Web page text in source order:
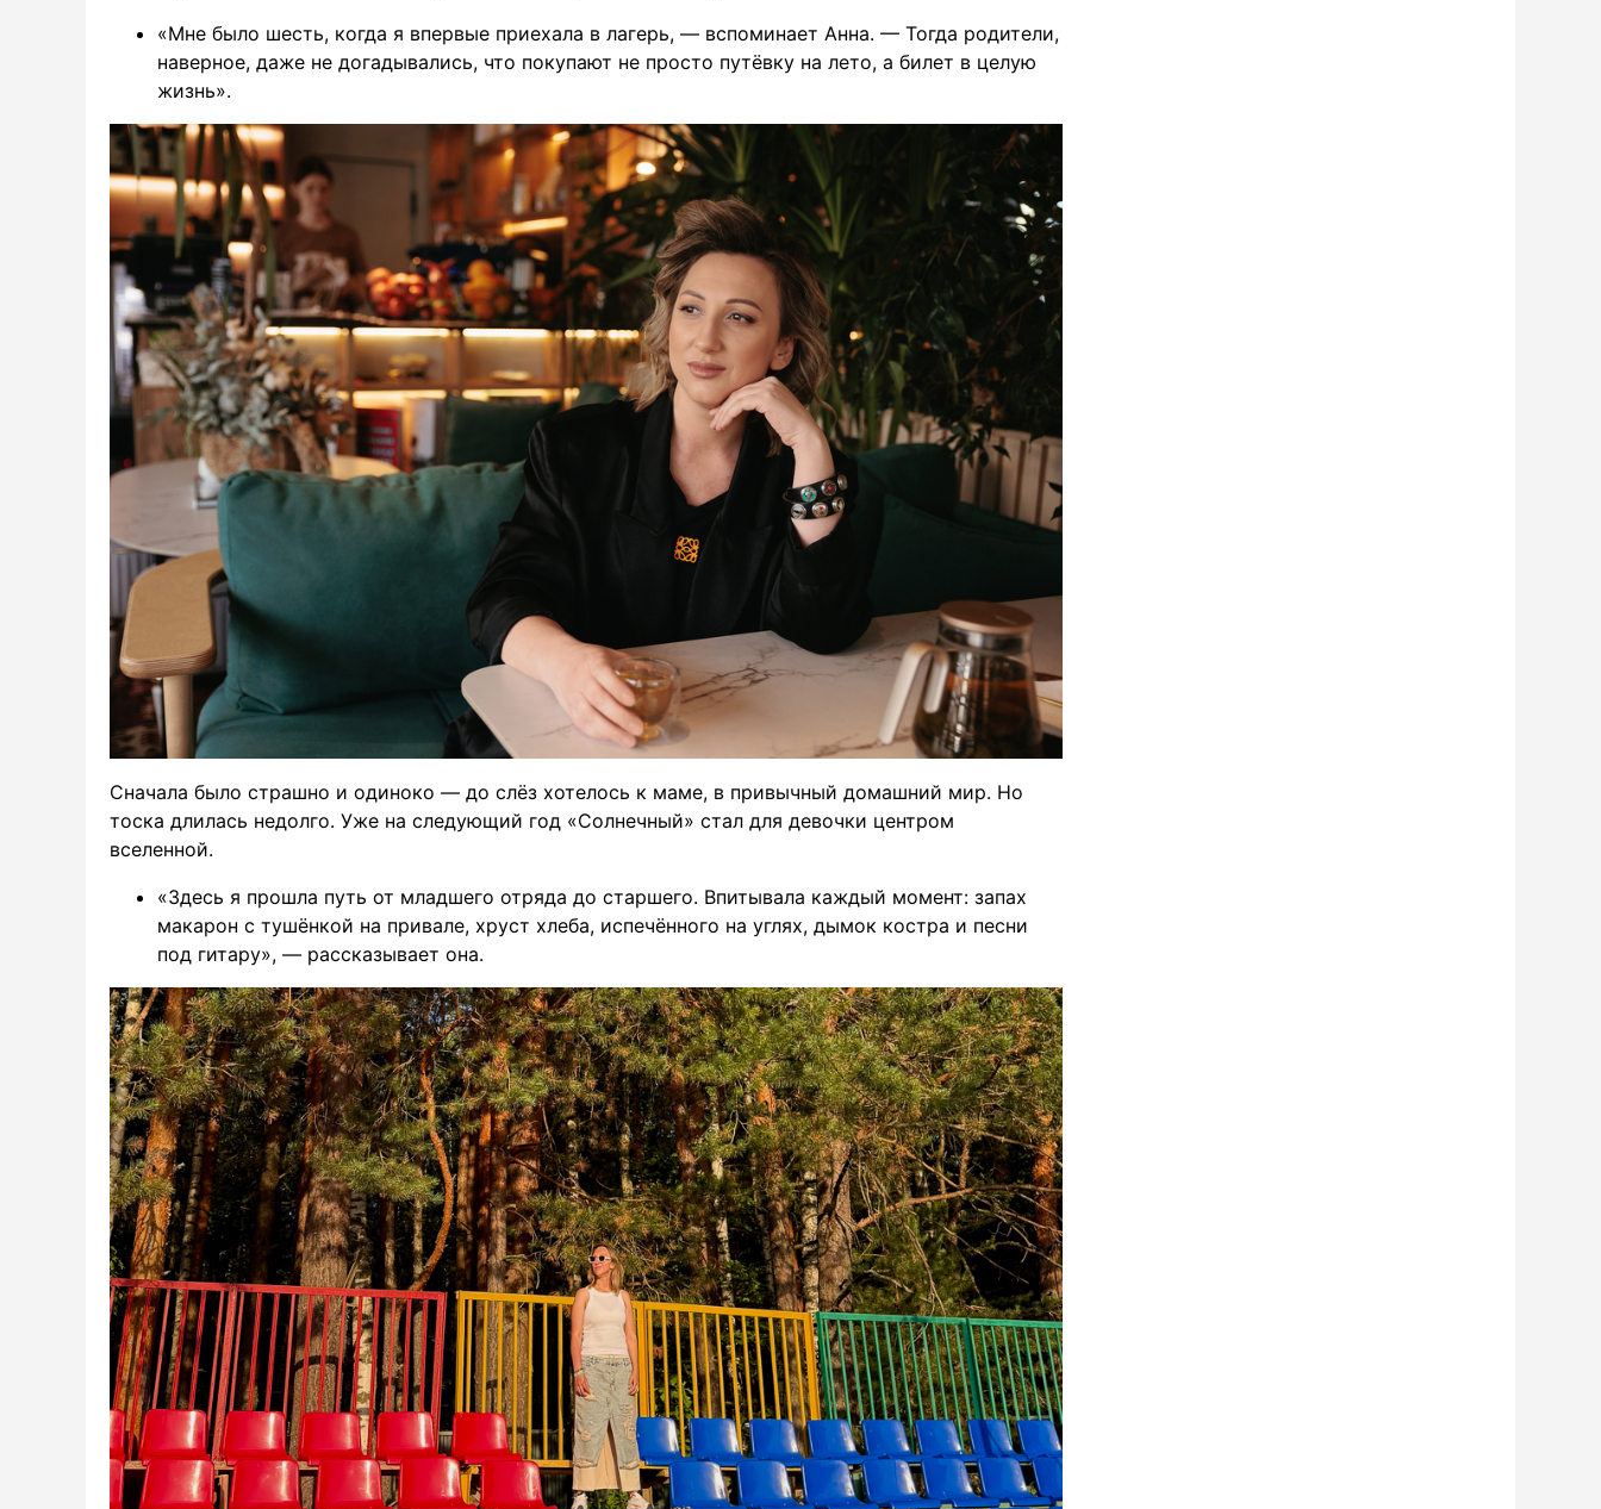
«Мне было шесть, когда я впервые приехала в лагерь, — вспоминает Анна. — Тогда родители,
наверное, даже не догадывались, что покупают не просто путёвку на лето, а билет в целую
жизнь».
Сначала было страшно и одиноко — до слёз хотелось к маме, в привычный домашний мир. Но
тоска длилась недолго. Уже на следующий год «Солнечный» стал для девочки центром
вселенной.
«Здесь я прошла путь от младшего отряда до старшего. Впитывала каждый момент: запах
макарон с тушёнкой на привале, хруст хлеба, испечённого на углях, дымок костра и песни
под гитару», — рассказывает она.